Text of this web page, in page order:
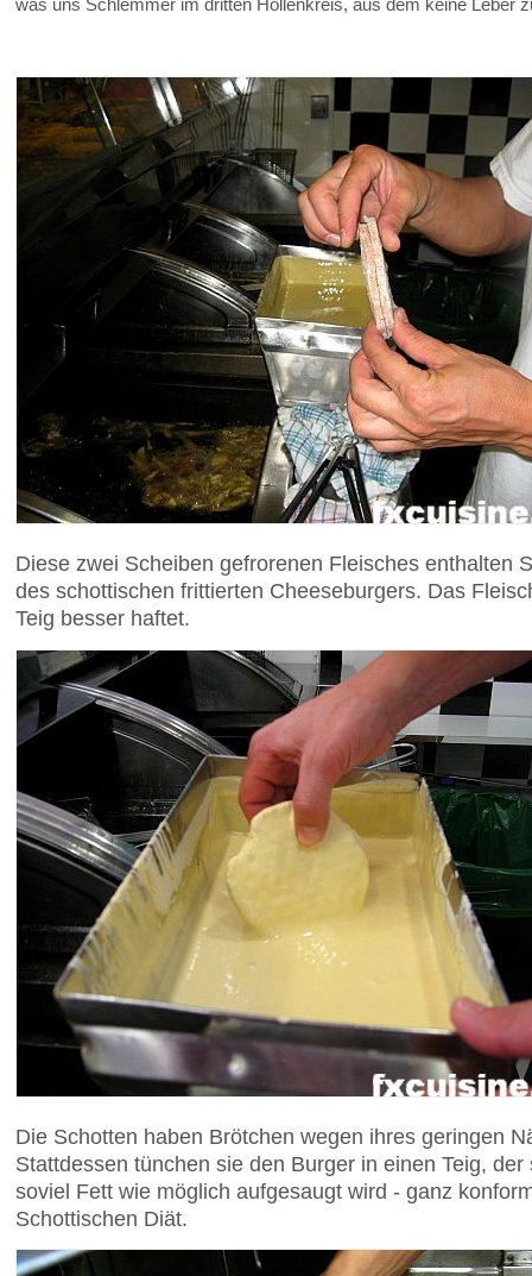
was uns Schlemmer im dritten Höllenkreis, aus dem keine Leber
Diese zwei Scheiben gefrorenen Fleisches enthalten
des schottischen frittierten Cheeseburgers. Das
Teig besser haftet.
Die Schotten haben Brötchen wegen ihres geringen
Stattdessen tünchen sie den Burger in einen Teig,
soviel Fett wie möglich aufgesaugt wird - ganz
Schottischen Diät.